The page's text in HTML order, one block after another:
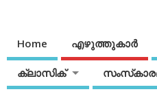
Home എഴുത്തുകാര്‍
ക്ലാസിക്